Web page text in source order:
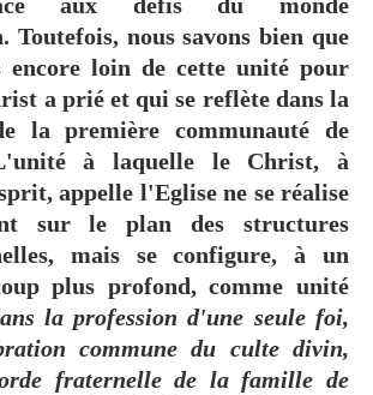
Toutefois, nous savons bien que
encore loin de cette unité pour
a prié et qui se reflète dans la
la première communauté de
à laquelle le Christ, à
appelle l'Eglise ne se réalise
sur le plan des structures
mais se configure, à un
plus profond, comme unité
la profession d'une seule foi,
commune du culte divin,
fraternelle de la famille de